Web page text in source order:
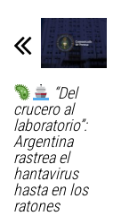
“Del
crucero al
laboratorio”:
Argentina
rastrea el
hantavirus
hasta en los
ratones